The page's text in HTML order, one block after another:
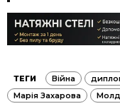
ТЕГИ Війна
Марія Захарова